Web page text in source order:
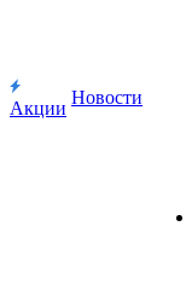
Акции
Новости